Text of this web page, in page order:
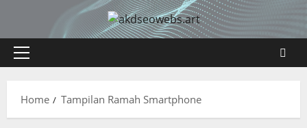
content
Primary
Home
Tampilan Ramah Smartphone